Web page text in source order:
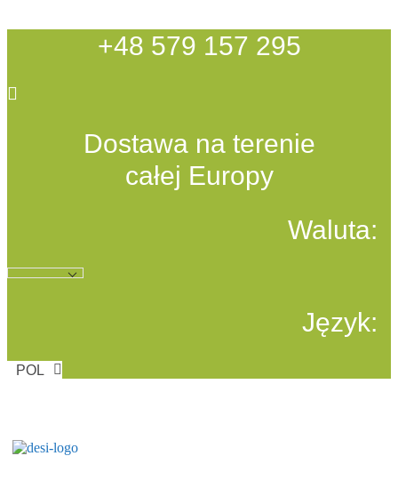
do
+48 579 157 295
Dostawa na terenie
całej Europy
Waluta:
Język:
POL
ENG